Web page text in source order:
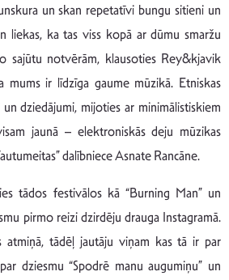
un skan repetatīvi bungu sitieni un
liekas, ka tas viss kopā ar dūmu smaržu
sajūtu notvērām, klausoties Rey&kjavik
mums ir līdzīga gaume mūzikā. Etniskas
dziedājumi, mijoties ar minimālistiskiem
jaunā – elektroniskās deju mūzikas
dalībniece Asnate Rancāne.
tādos festivālos kā “Burning Man” un
pirmo reizi dzirdēju drauga Instagramā.
atmiņā, tādēļ jautāju viņam kas tā ir par
dziesmu “Spodrē manu augumiņu” un